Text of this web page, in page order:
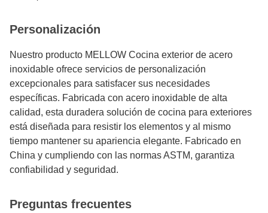
Personalización
Nuestro producto MELLOW Cocina exterior de acero
inoxidable ofrece servicios de personalización
excepcionales para satisfacer sus necesidades
específicas. Fabricada con acero inoxidable de alta
calidad, esta duradera solución de cocina para exteriores
está diseñada para resistir los elementos y al mismo
tiempo mantener su apariencia elegante. Fabricado en
China y cumpliendo con las normas ASTM, garantiza
confiabilidad y seguridad.
Preguntas frecuentes